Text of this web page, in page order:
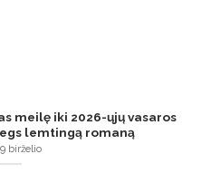
meilę iki 2026-ųjų vasaros
lemtingą romaną
birželio